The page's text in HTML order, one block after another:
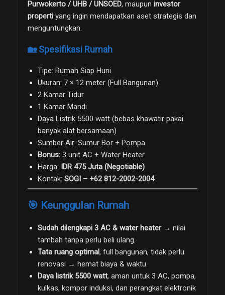
Purwokerto / UHB / UNSOED, maupun investor
properti yang ingin mendapatkan aset strategis dan
menguntungkan.
🏡 Spesifikasi Rumah
Tipe: Rumah Siap Huni
Ukuran: 7 × 12 meter (Full Bangunan)
2 Kamar Tidur
1 Kamar Mandi
Daya Listrik 5500 watt (bebas khawatir pakai
banyak alat bersamaan)
Sumber Air: Sumur Bor + Pompa
Bonus: 3 unit AC + Water Heater
Harga: IDR 475 Juta (Negotiable)
Kontak: SOGI – +62 812-2002-2004
🎯 Keunggulan Rumah
Sudah dilengkapi 3 AC & water heater→ nilai
tambah tanpa perlu beli ulang.
Tata ruang optimal, full bangunan, tidak perlu
renovasi → hemat biaya & waktu.
Daya listrik 5500 watt, aman untuk 3 AC, pompa,
kulkas, kompor induksi, dan perangkat elektronik